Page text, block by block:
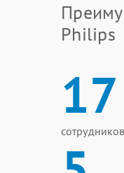
Philips
17